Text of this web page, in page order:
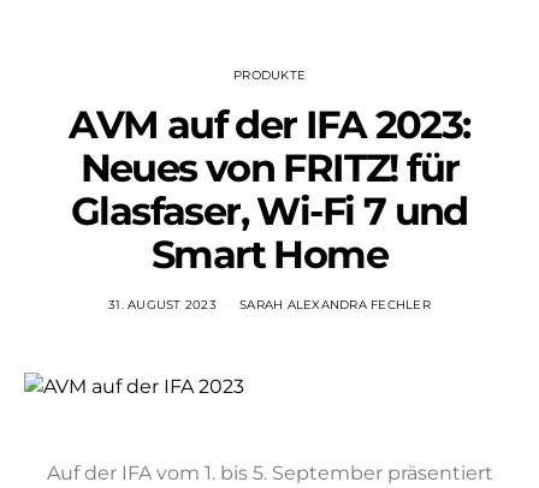
PRODUKTE
AVM auf der IFA 2023:
Neues von FRITZ! für
Glasfaser, Wi-Fi 7 und
Smart Home
31. AUGUST 2023 SARAH ALEXANDRA FECHLER
Auf der IFA vom 1. bis 5. September präsentiert